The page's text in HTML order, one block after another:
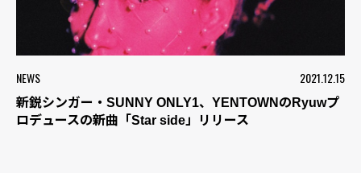
NEWS 2021.12.15
新鋭シンガー・SUNNY ONLY1、YENTOWNのRyuwプ
ロデュースの新曲「Star side」リリース